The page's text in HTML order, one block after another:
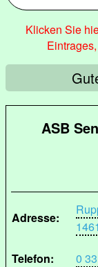
Klicken Sie
ASB
Adresse:
Telefon:
0